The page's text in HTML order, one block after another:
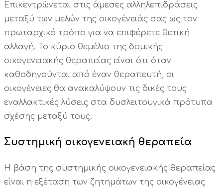
Επικεντρώνεται στις άμεσες αλληλεπιδράσεις
μεταξύ των μελών της οικογένειάς σας ως τον
πρωταρχικό τρόπο για να επιφέρετε θετική
αλλαγή. Το κύριο θεμέλιο της δομικής
οικογενειακής θεραπείας είναι ότι όταν
καθοδηγούνται από έναν θεραπευτή, οι
οικογένειες θα ανακαλύψουν τις δικές τους
εναλλακτικές λύσεις στα δυσλειτουγικά πρότυπα
σχέσης μεταξύ τους.
Συστημική οικογενειακή θεραπεία
Η βάση της συστημικής οικογενειακής θεραπείας
είναι η εξέταση των ζητημάτων της οικογένειας